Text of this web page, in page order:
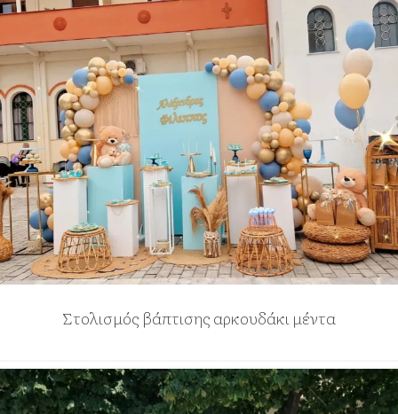
Στολισμός βάπτισης αρκουδάκι μέντα